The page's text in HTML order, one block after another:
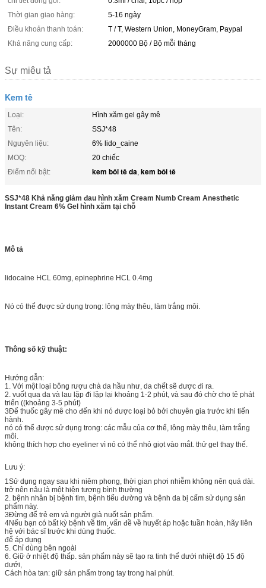
Thời gian giao hàng:
5-16 ngày
Điều khoản thanh toán:
T / T, Western Union, MoneyGram, Paypal
Khả năng cung cấp:
2000000 Bộ / Bộ mỗi tháng
Sự miêu tả
Kem tê
Loại:
Hình xăm gel gây mê
Tên:
SSJ*48
Nguyên liệu:
6% lido_caine
MOQ:
20 chiếc
Điểm nổi bật:
kem bôi tê da, kem bôi tê
SSJ*48 Khả năng giảm đau hình xăm Cream Numb Cream Anesthetic
Instant Cream 6% Gel hình xăm tại chỗ
Mô tả
lidocaine HCL 60mg, epinephrine HCL 0.4mg
Nó có thể được sử dụng trong: lông mày thêu, làm trắng môi.
Thông số kỹ thuật:
Hướng dẫn:
1. Với một loại bông rượu chà da hầu như, da chết sẽ được đi ra.
2. vuốt qua da và lau lặp đi lặp lại khoảng 1-2 phút, và sau đó chờ cho tê phát
triển ((khoảng 3-5 phút)
3Để thuốc gây mê cho đến khi nó được loại bỏ bởi chuyên gia trước khi tiến
hành.
nó có thể được sử dụng trong: các mẫu của cơ thể, lông mày thêu, làm trắng
môi.
không thích hợp cho eyeliner vì nó có thể nhỏ giọt vào mắt. thử gel thay thế.
Lưu ý:
1Sử dụng ngay sau khi niêm phong, thời gian phơi nhiễm không nên quá dài.
trở nên nâu là một hiện tượng bình thường
2. bệnh nhân bị bệnh tim, bệnh tiểu đường và bệnh da bị cấm sử dụng sản
phẩm này.
3Đừng để trẻ em và người già nuốt sản phẩm.
4Nếu bạn có bất kỳ bệnh về tim, vấn đề về huyết áp hoặc tuần hoàn, hãy liên
hệ với bác sĩ trước khi dùng thuốc.
để áp dụng
5. Chỉ dùng bên ngoài
6. Giữ ở nhiệt độ thấp. sản phẩm này sẽ tạo ra tinh thể dưới nhiệt độ 15 độ
dưới,
Cách hòa tan: giữ sản phẩm trong tay trong hai phút.